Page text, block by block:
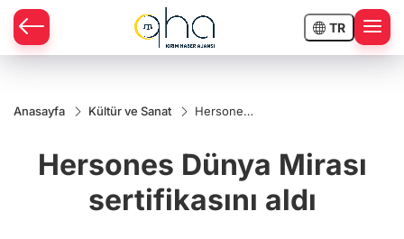
TR
Anasayfa Kültür ve Sanat
Hersones
sertifikasını
aldı
Hersones Dünya Mirası
sertifikasını aldı